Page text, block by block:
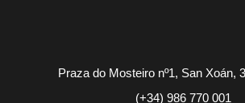
Praza do Mosteiro nº1, San Xoán,
(+34) 986 770 001